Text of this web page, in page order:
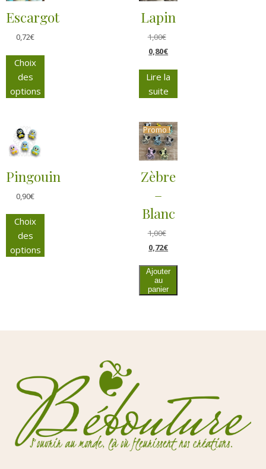
Escargot
0,72€
Choix
des
options
Lapin
1,00€
0,80€
Lire la
suite
Pingouin
0,90€
Choix
des
options
Promo !
Zèbre
–
Blanc
1,00€
0,72€
Ajouter
au
panier